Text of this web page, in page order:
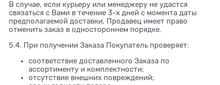
В случае, если курьеру или менеджеру не удастся
связаться с Вами в течение 3-х дней с момента даты
предполагаемой доставки, Продавец имеет право
отменить заказ в одностороннем порядке.
5.4. При получении Заказа Покупатель проверяет:
соответствие доставленного Заказа по
ассортименту и комплектности;
отсутствие внешних повреждений;